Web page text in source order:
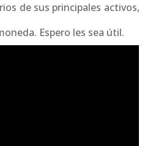
de sus principales activos,
Espero les sea útil.